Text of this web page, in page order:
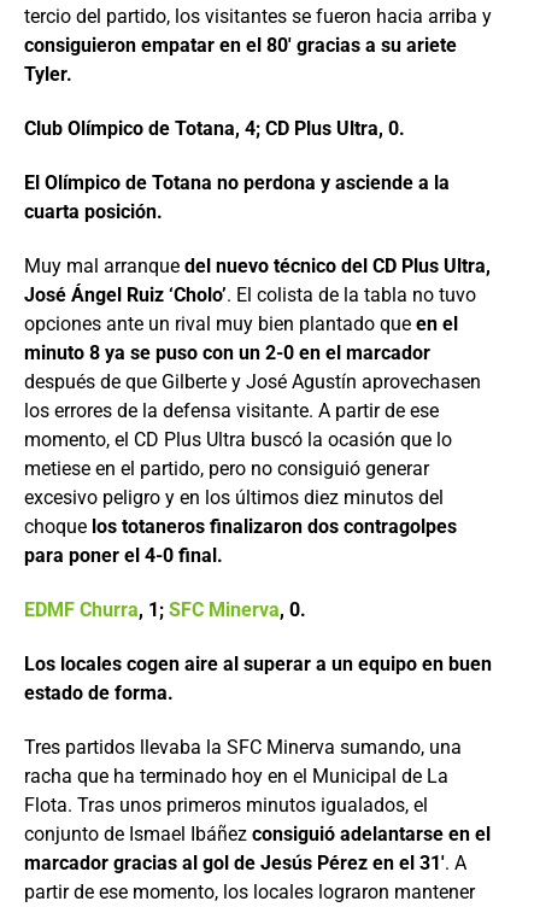
tercio del partido, los visitantes se fueron hacia arriba y
consiguieron empatar en el 80′ gracias a su ariete
Tyler.
Club Olímpico de Totana, 4; CD Plus Ultra, 0.
El Olímpico de Totana no perdona y asciende a la
cuarta posición.
Muy mal arranque del nuevo técnico del CD Plus Ultra,
José Ángel Ruiz ‘Cholo’. El colista de la tabla no tuvo
opciones ante un rival muy bien plantado que en el
minuto 8 ya se puso con un 2-0 en el marcador
después de que Gilberte y José Agustín aprovechasen
los errores de la defensa visitante. A partir de ese
momento, el CD Plus Ultra buscó la ocasión que lo
metiese en el partido, pero no consiguió generar
excesivo peligro y en los últimos diez minutos del
choque los totaneros finalizaron dos contragolpes
para poner el 4-0 final.
EDMF Churra, 1; SFC Minerva, 0.
Los locales cogen aire al superar a un equipo en buen
estado de forma.
Tres partidos llevaba la SFC Minerva sumando, una
racha que ha terminado hoy en el Municipal de La
Flota. Tras unos primeros minutos igualados, el
conjunto de Ismael Ibáñez consiguió adelantarse en el
marcador gracias al gol de Jesús Pérez en el 31′. A
partir de ese momento, los locales lograron mantener